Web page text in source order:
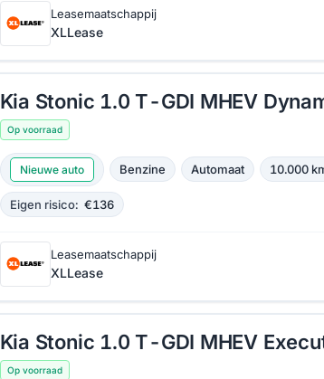
Leasemaatschappij
XLLease
Kia Stonic 1.0 T-GDI MHEV
Op voorraad
Nieuwe auto Benzine Automaat 10.000
Eigen risico: €136
Leasemaatschappij
XLLease
Kia Stonic 1.0 T-GDI MHEV
Op voorraad